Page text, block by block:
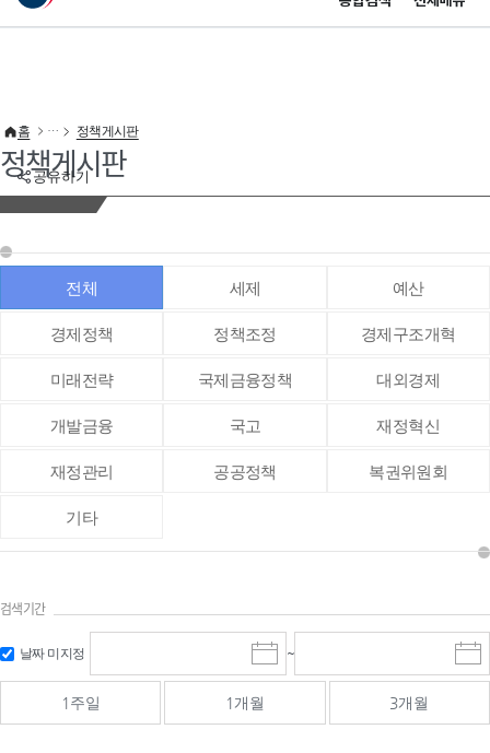
이 누리집은 대한민국 공식 전자정부 누리집입니다.
공유하기
홈 정책게시판
정책게시판
전체 세제 예산
경제정책 정책조정 경제구조개혁
미래전략 국제금융정책 대외경제
개발금융 국고 재정혁신
재정관리 공공정책 복권위원회
기타
검색기간
날짜 미지정
시
작
일
선
~
종
료
선
1주일 1개월 3개월